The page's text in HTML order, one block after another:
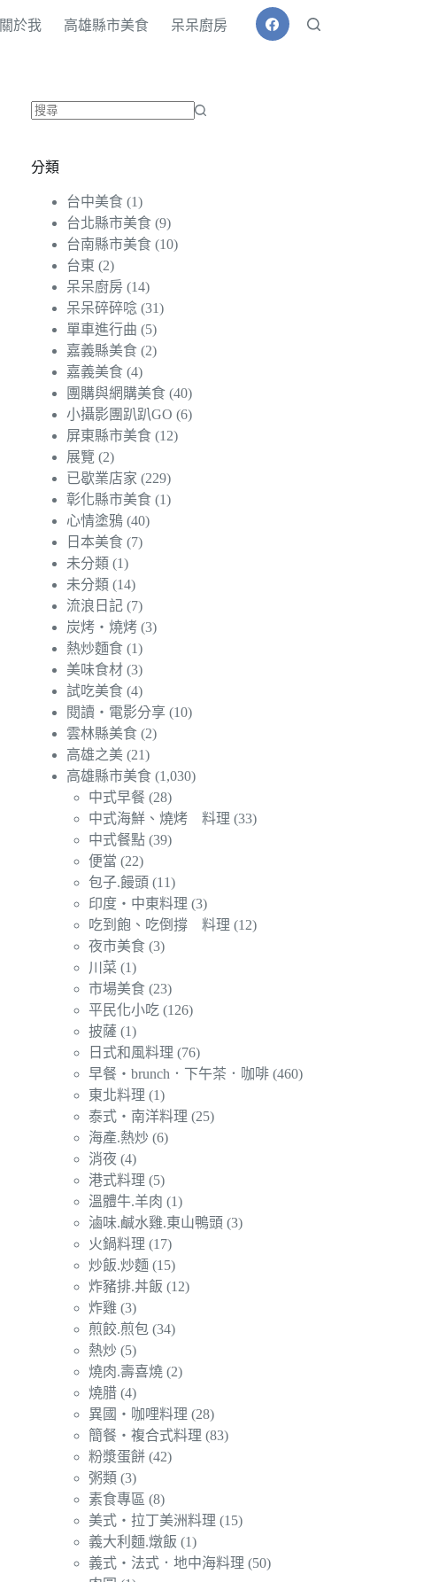
關於我 高雄縣市美食 呆呆廚房
到
分類
台中美食 (1)
台北縣市美食 (9)
台南縣市美食 (10)
台東 (2)
呆呆廚房 (14)
呆呆碎碎唸 (31)
單車進行曲 (5)
嘉義縣美食 (2)
嘉義美食 (4)
團購與網購美食 (40)
小攝影團趴趴GO (6)
屏東縣市美食 (12)
展覽 (2)
已歇業店家 (229)
彰化縣市美食 (1)
心情塗鴉 (40)
日本美食 (7)
未分類 (1)
未分類 (14)
流浪日記 (7)
炭烤‧燒烤 (3)
熱炒麵食 (1)
美味食材 (3)
試吃美食 (4)
閱讀‧電影分享 (10)
雲林縣美食 (2)
高雄之美 (21)
高雄縣市美食 (1,030)
中式早餐 (28)
中式海鮮、燒烤 料理 (33)
中式餐點 (39)
便當 (22)
包子.饅頭 (11)
印度‧中東料理 (3)
吃到飽、吃倒撐 料理 (12)
夜市美食 (3)
川菜 (1)
市場美食 (23)
平民化小吃 (126)
披薩 (1)
日式和風料理 (76)
早餐‧brunch．下午茶．咖啡 (460)
東北料理 (1)
泰式‧南洋料理 (25)
海產.熱炒 (6)
消夜 (4)
港式料理 (5)
溫體牛.羊肉 (1)
滷味.鹹水雞.東山鴨頭 (3)
火鍋料理 (17)
炒飯.炒麵 (15)
炸豬排.丼飯 (12)
炸雞 (3)
煎餃.煎包 (34)
熱炒 (5)
燒肉.壽喜燒 (2)
燒腊 (4)
異國‧咖哩料理 (28)
簡餐‧複合式料理 (83)
粉漿蛋餅 (42)
粥類 (3)
素食專區 (8)
美式‧拉丁美洲料理 (15)
義大利麵.燉飯 (1)
義式‧法式．地中海料理 (50)